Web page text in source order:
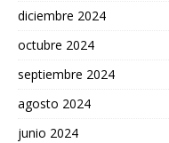
diciembre 2024
octubre 2024
septiembre 2024
agosto 2024
junio 2024